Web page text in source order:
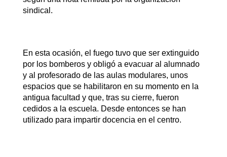
sindical.
En esta ocasión, el fuego tuvo que ser extinguido
por los bomberos y obligó a evacuar al alumnado
y al profesorado de las aulas modulares, unos
espacios que se habilitaron en su momento en la
antigua facultad y que, tras su cierre, fueron
cedidos a la escuela. Desde entonces se han
utilizado para impartir docencia en el centro.